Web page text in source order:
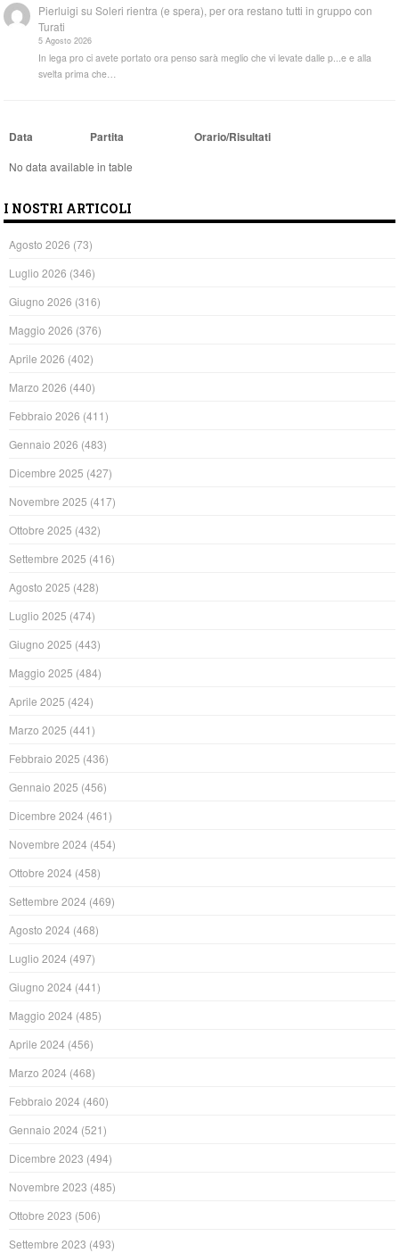
Pierluigi suSoleri rientra (e spera), per ora restano tutti in gruppo con
Turati
5 Agosto 2026
In lega pro ci avete portato ora penso sarà meglio che vi levate dalle p...e e alla
svelta prima che…
Data Partita Orario/Risultati
No data available in table
I NOSTRI ARTICOLI
Agosto 2026 (73)
Luglio 2026 (346)
Giugno 2026 (316)
Maggio 2026 (376)
Aprile 2026 (402)
Marzo 2026 (440)
Febbraio 2026 (411)
Gennaio 2026 (483)
Dicembre 2025 (427)
Novembre 2025 (417)
Ottobre 2025 (432)
Settembre 2025 (416)
Agosto 2025 (428)
Luglio 2025 (474)
Giugno 2025 (443)
Maggio 2025 (484)
Aprile 2025 (424)
Marzo 2025 (441)
Febbraio 2025 (436)
Gennaio 2025 (456)
Dicembre 2024 (461)
Novembre 2024 (454)
Ottobre 2024 (458)
Settembre 2024 (469)
Agosto 2024 (468)
Luglio 2024 (497)
Giugno 2024 (441)
Maggio 2024 (485)
Aprile 2024 (456)
Marzo 2024 (468)
Febbraio 2024 (460)
Gennaio 2024 (521)
Dicembre 2023 (494)
Novembre 2023 (485)
Ottobre 2023 (506)
Settembre 2023 (493)